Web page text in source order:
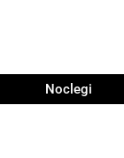
Noclegi